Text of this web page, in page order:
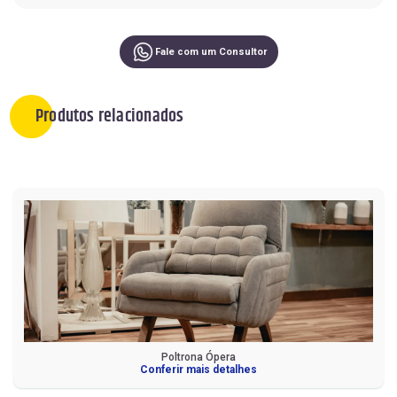
Fale com um Consultor
Produtos relacionados
Poltrona Ópera
Conferir mais detalhes